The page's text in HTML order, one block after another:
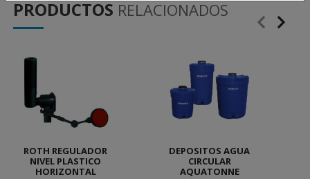
PRODUCTOS RELACIONADOS
ROTH REGULADOR
NIVEL PLASTICO
HORIZONTAL
DEPOSITOS AGUA
CIRCULAR
AQUATONNE